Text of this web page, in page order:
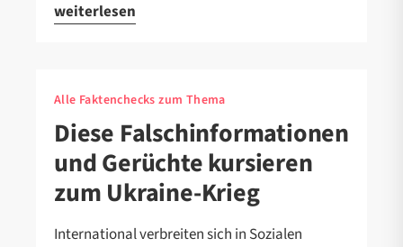
weiterlesen
Alle Faktenchecks zum Thema
Diese Falschinformationen
und Gerüchte kursieren
zum Ukraine-Krieg
International verbreiten sich in Sozialen